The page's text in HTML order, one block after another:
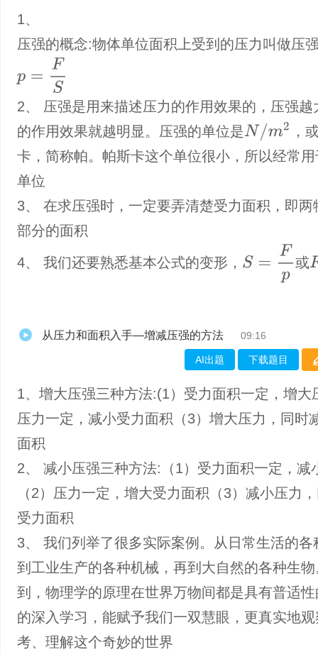
1、
压强的概念:物体单位面积上受到的压力叫做压
2、 压强是用来描述压力的作用效果的，压强越
的作用效果就越明显。压强的单位是 N/m 2
，
卡，简称帕。帕斯卡这个单位很小，所以经常
单位
3、 在求压强时，一定要弄清楚受力面积，即两
部分的面积
4、 我们还要熟悉基本公式的变形， 或 F
从压力和面积入手—增减压强的方法 09:16
AI出题 下载题目
1、增大压强三种方法:(1）受力面积一定，增大
压力一定，减小受力面积（3）增大压力，同时
面积
2、 减小压强三种方法:（1）受力面积一定，减
（2）压力一定，增大受力面积（3）减小压力
受力面积
3、 我们列举了很多实际案例。从日常生活的各
到工业生产的各种机械，再到大自然的各种生
到，物理学的原理在世界万物间都是具有普适
的深入学习，能赋予我们一双慧眼，更真实地
考、理解这个奇妙的世界